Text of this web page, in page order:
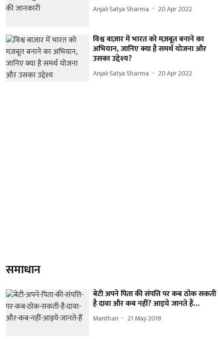
Anjali Satya Sharma 20 Apr 2022
विश्व बाज़ार में भारत को मज़बूत बनाने का
अभियान, जानिए क्या है समर्थ योजना और
उसका उद्देश्य?
Anjali Satya Sharma 20 Apr 2022
समाधान
बेटी अपने पिता की संपत्ति पर कब ठोक सकती
है दावा और कब नहीं? आइये जानते हैं…
Manthan 21 May 2019